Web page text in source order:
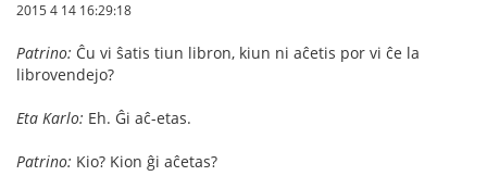
2015 4 14 16:29:18
Patrino: Ĉu vi ŝatis tiun libron, kiun ni aĉetis por vi ĉe la
librovendejo?
Eta Karlo: Eh. Ĝi aĉ-etas.
Patrino: Kio? Kion ĝi aĉetas?